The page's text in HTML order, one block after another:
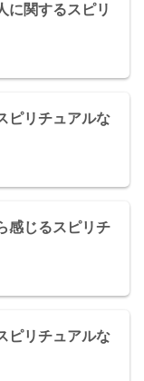
に関するスピリ
ピリチュアルな
感じるスピリチ
ピリチュアルな